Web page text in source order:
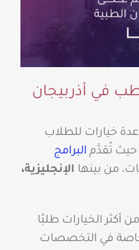
في أذربيجان
خيارات للطلاب
حيث تُقدَّم البرامج
من بينها الإنجليزية،
أكثر الخيارات طلبًا
خاصة في التخصصات